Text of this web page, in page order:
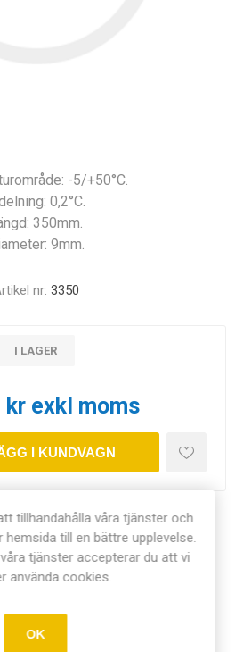
-5/+50°C.
0,2°C.
350mm.
9mm.
nr: 3350
I LAGER
kr exkl moms
I KUNDVAGN
Dela:
ÖVERSIKT
tillhandahålla våra tjänster och
hemsida till en bättre upplevelse.
tjänster accepterar du att vi
använda cookies.
OK